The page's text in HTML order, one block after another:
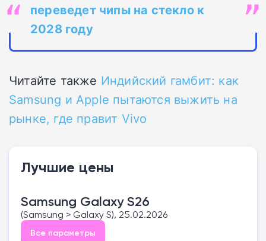
переведет чипы на стекло к
2028 году
Читайте также Индийский гамбит: как
Samsung и Apple пытаются выжить на
рынке, где правит Vivo
Лучшие цены
Samsung Galaxy S26
(Samsung > Galaxy S), 25.02.2026
Все параметры